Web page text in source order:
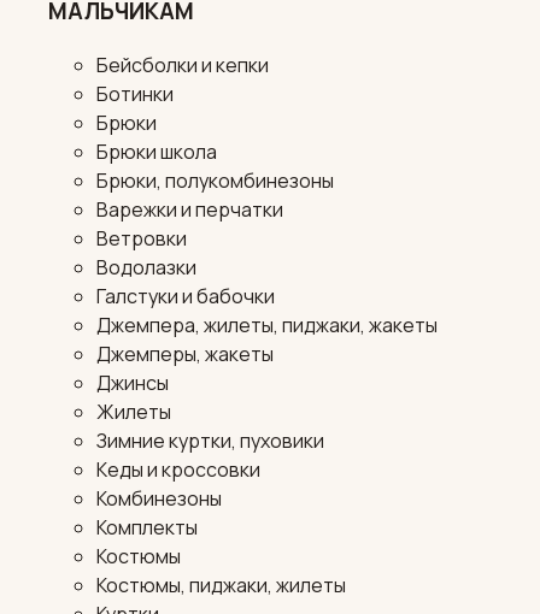
МАЛЬЧИКАМ
Бейсболки и кепки
Ботинки
Брюки
Брюки школа
Брюки, полукомбинезоны
Варежки и перчатки
Ветровки
Водолазки
Галстуки и бабочки
Джемпера, жилеты, пиджаки, жакеты
Джемперы, жакеты
Джинсы
Жилеты
Зимние куртки, пуховики
Кеды и кроссовки
Комбинезоны
Комплекты
Костюмы
Костюмы, пиджаки, жилеты